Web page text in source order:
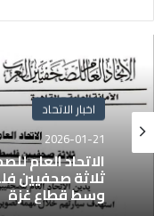
اخبار الاتحاد
2026-01-21
الاتحاد العام
ثلاثة صحفيين
وسط قطاع غزة